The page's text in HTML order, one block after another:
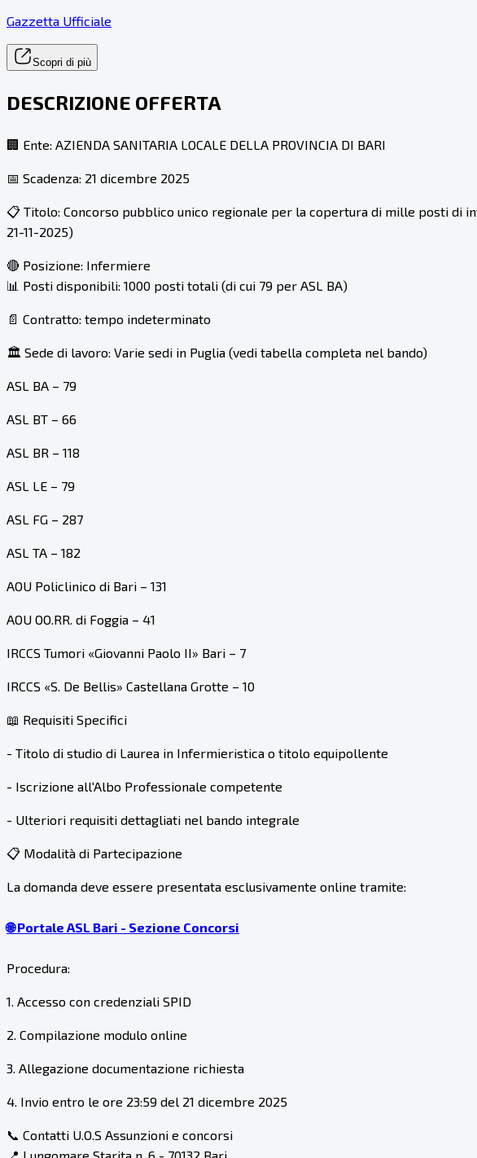
Gazzetta Ufficiale
Scopri di più
DESCRIZIONE OFFERTA
🏢 Ente: AZIENDA SANITARIA LOCALE DELLA PROVINCIA DI BARI
📅 Scadenza: 21 dicembre 2025
📋 Titolo: Concorso pubblico unico regionale per la copertura di mille posti di
21-11-2025)
🔴 Posizione: Infermiere
📊 Posti disponibili: 1000 posti totali (di cui 79 per ASL BA)
📄 Contratto: tempo indeterminato
🏛 Sede di lavoro: Varie sedi in Puglia (vedi tabella completa nel bando)
ASL BA – 79
ASL BT – 66
ASL BR – 118
ASL LE – 79
ASL FG – 287
ASL TA – 182
AOU Policlinico di Bari – 131
AOU OO.RR. di Foggia – 41
IRCCS Tumori «Giovanni Paolo II» Bari – 7
IRCCS «S. De Bellis» Castellana Grotte – 10
📖 Requisiti Specifici
- Titolo di studio di Laurea in Infermieristica o titolo equipollente
- Iscrizione all'Albo Professionale competente
- Ulteriori requisiti dettagliati nel bando integrale
📋 Modalità di Partecipazione
La domanda deve essere presentata esclusivamente online tramite:
🌐 Portale ASL Bari - Sezione Concorsi
Procedura:
1. Accesso con credenziali SPID
2. Compilazione modulo online
3. Allegazione documentazione richiesta
4. Invio entro le ore 23:59 del 21 dicembre 2025
📞 Contatti U.O.S Assunzioni e concorsi